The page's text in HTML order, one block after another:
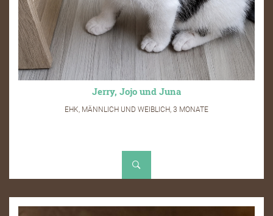
Jerry, Jojo und Juna
EHK, MÄNNLICH UND WEIBLICH, 3 MONATE